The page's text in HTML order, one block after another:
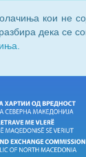
кои не
дека се